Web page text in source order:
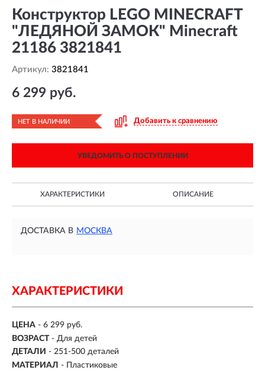
Конструктор LEGO MINECRAFT
"ЛЕДЯНОЙ ЗАМОК" Minecraft
21186 3821841
Артикул: 3821841
6 299 руб.
НЕТ В НАЛИЧИИ Добавить к сравнению
УВЕДОМИТЬ О ПОСТУПЛЕНИИ
ХАРАКТЕРИСТИКИ ОПИСАНИЕ
ДОСТАВКА В МОСКВА
ХАРАКТЕРИСТИКИ
ЦЕНА - 6 299 руб.
ВОЗРАСТ - Для детей
ДЕТАЛИ - 251-500 деталей
МАТЕРИАЛ - Пластиковые